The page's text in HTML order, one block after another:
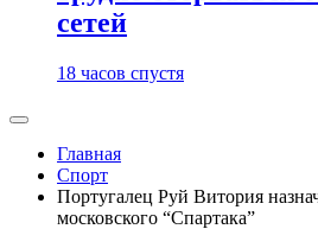
сетей
18 часов спустя
Главная
Спорт
Португалец Руй Витория
московского “Спартака”